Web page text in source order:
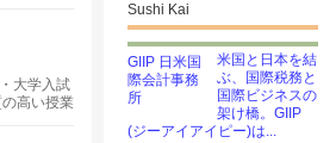
大学入試
高い授業
Sushi Kai
米国と日本を結
ぶ、国際税務と
国際ビジネスの
架け橋。GIIP
(ジーアイアイピー)は...